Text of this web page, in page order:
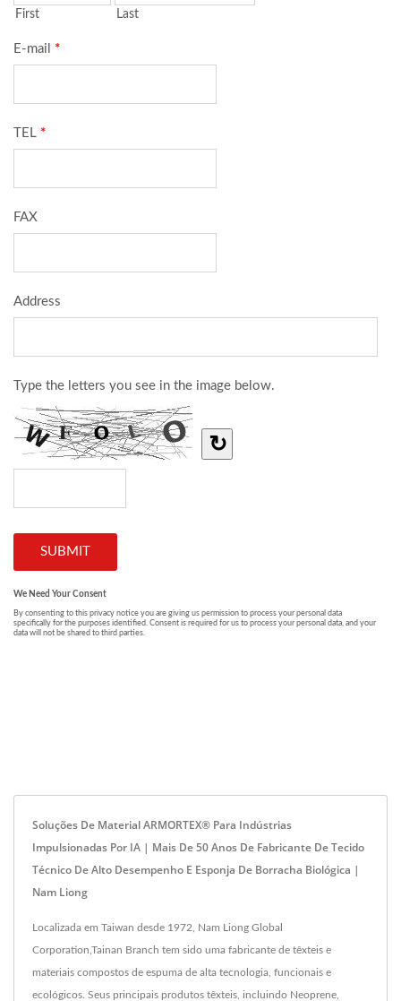
Soluções De Material ARMORTEX® Para Indústrias
Impulsionadas Por IA | Mais De 50 Anos De Fabricante De Tecido
Técnico De Alto Desempenho E Esponja De Borracha Biológica |
Nam Liong
Localizada em Taiwan desde 1972, Nam Liong Global
Corporation,Tainan Branch tem sido uma fabricante de têxteis e
materiais compostos de espuma de alta tecnologia, funcionais e
ecológicos. Seus principais produtos têxteis, incluindo Neoprene,